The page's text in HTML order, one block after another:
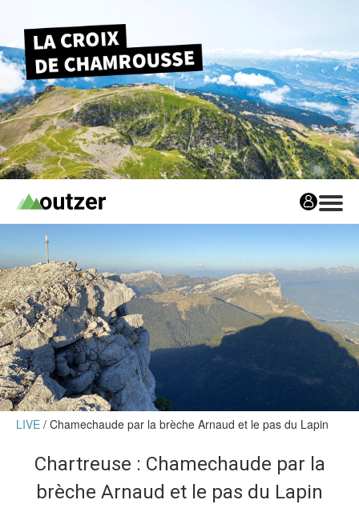
Avis matos
Les avis matos
Tests Privés
Tests Privés
Les Tests Privés
Verdict des testeurs
Actu
Forums
Forums
LIVE Chamechaude par la brèche Arnaud et le pas du Lapin
Chartreuse : Chamechaude par la
brèche Arnaud et le pas du Lapin